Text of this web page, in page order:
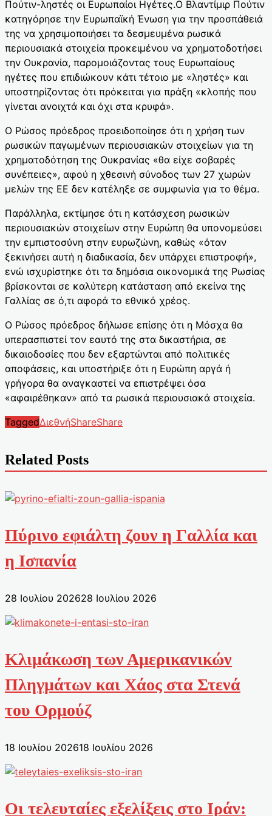
Πούτιν-ληστές οι Ευρωπαίοι Ηγέτες.Ο Βλαντίμιρ Πούτιν
κατηγόρησε την Ευρωπαϊκή Ένωση για την προσπάθειά
της να χρησιμοποιήσει τα δεσμευμένα ρωσικά
περιουσιακά στοιχεία προκειμένου να χρηματοδοτήσει
την Ουκρανία, παρομοιάζοντας τους Ευρωπαίους
ηγέτες που επιδιώκουν κάτι τέτοιο με «ληστές» και
υποστηρίζοντας ότι πρόκειται για πράξη «κλοπής που
γίνεται ανοιχτά και όχι στα κρυφά».
Ο Ρώσος πρόεδρος προειδοποίησε ότι η χρήση των
ρωσικών παγωμένων περιουσιακών στοιχείων για τη
χρηματοδότηση της Ουκρανίας «θα είχε σοβαρές
συνέπειες», αφού η χθεσινή σύνοδος των 27 χωρών
μελών της ΕΕ δεν κατέληξε σε συμφωνία για το θέμα.
Παράλληλα, εκτίμησε ότι η κατάσχεση ρωσικών
περιουσιακών στοιχείων στην Ευρώπη θα υπονομεύσει
την εμπιστοσύνη στην ευρωζώνη, καθώς «όταν
ξεκινήσει αυτή η διαδικασία, δεν υπάρχει επιστροφή»,
ενώ ισχυρίστηκε ότι τα δημόσια οικονομικά της Ρωσίας
βρίσκονται σε καλύτερη κατάσταση από εκείνα της
Γαλλίας σε ό,τι αφορά το εθνικό χρέος.
Ο Ρώσος πρόεδρος δήλωσε επίσης ότι η Μόσχα θα
υπερασπιστεί τον εαυτό της στα δικαστήρια, σε
δικαιοδοσίες που δεν εξαρτώνται από πολιτικές
αποφάσεις, και υποστήριξε ότι η Ευρώπη αργά ή
γρήγορα θα αναγκαστεί να επιστρέψει όσα
«αφαιρέθηκαν» από τα ρωσικά περιουσιακά στοιχεία.
TaggedΔιεθνήShareShare
Related Posts
Πύρινο εφιάλτη ζουν η Γαλλία και
η Ισπανία
28 Ιουλίου 202628 Ιουλίου 2026
Κλιμάκωση των Αμερικανικών
Πληγμάτων και Χάος στα Στενά
του Ορμούζ
18 Ιουλίου 202618 Ιουλίου 2026
Οι τελευταίες εξελίξεις στο Ιράν: